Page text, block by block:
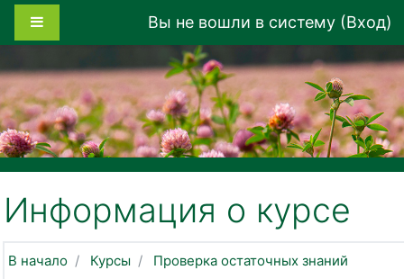
Перейти к основному содержанию
Вы не вошли в систему (Вход)
Информация о курсе
В начало Курсы
Проверка остаточных знаний